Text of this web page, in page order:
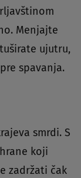
Menjajte
ujutru,
spavanja.
smrdi. S
koji
zadržati čak